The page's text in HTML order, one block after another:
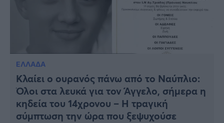
ΕΛΛΑΔΑ
Κλαίει ο ουρανός πάνω από το Ναύπλιο:
Όλοι στα λευκά για τον Άγγελο, σήμερα η
κηδεία του 14χρονου – Η τpαγική
σύμπτωση την ώρα που ξεψυχούσε